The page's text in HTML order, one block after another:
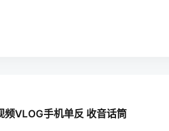
频VLOG手机单反 收音话筒